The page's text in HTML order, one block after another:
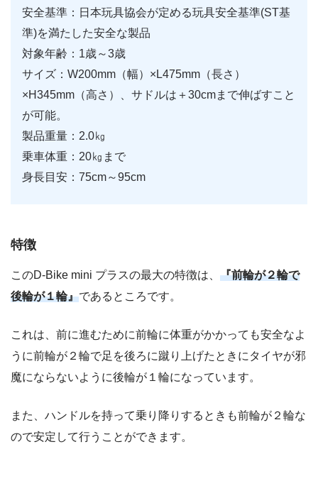
安全基準：日本玩具協会が定める玩具安全基準(ST基
準)を満たした安全な製品
対象年齢：1歳～3歳
サイズ：W200mm（幅）×L475mm（長さ）
×H345mm（高さ）、サドルは＋30cmまで伸ばすこと
が可能。
製品重量：2.0㎏
乗車体重：20㎏まで
身長目安：75cm～95cm
特徴
このD-Bike mini プラスの最大の特徴は、 『前輪が２輪で
後輪が１輪』であるところです。
これは、前に進むために前輪に体重がかかっても安全なよ
うに前輪が２輪で足を後ろに蹴り上げたときにタイヤが邪
魔にならないように後輪が１輪になっています。
また、ハンドルを持って乗り降りするときも前輪が２輪な
ので安定して行うことができます。